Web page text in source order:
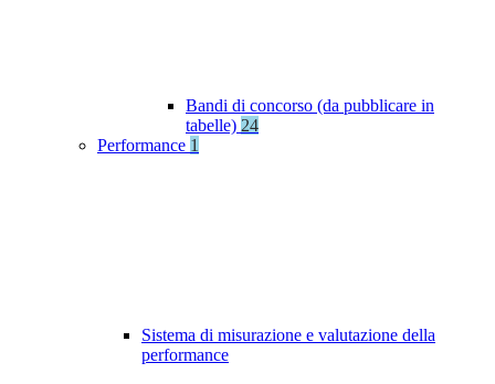
Bandi di concorso (da pubblicare in
tabelle) 24
Performance 1
Sistema di misurazione e valutazione della
performance